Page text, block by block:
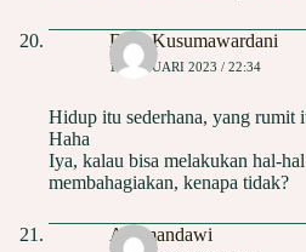
Dian Kusumawardani
18 JANUARI 2023 / 22:34
Hidup itu sederhana, yang rumit
Haha
Iya, kalau bisa melakukan hal-
membahagiakan, kenapa tidak?
Allamandawi